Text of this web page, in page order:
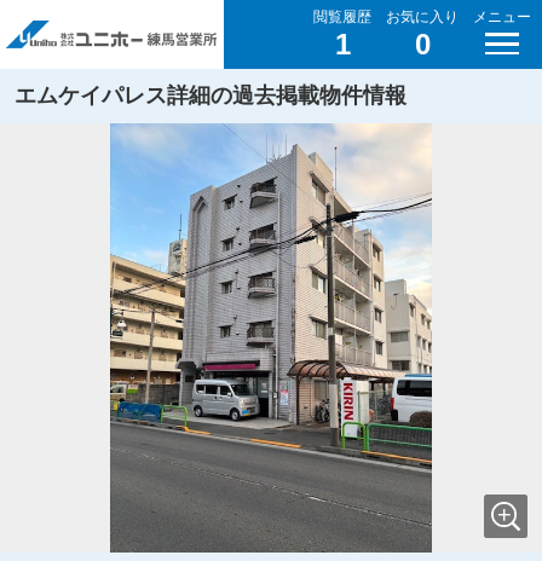
閲覧履歴
1
お気に入り
0
メニュー
エムケイパレス詳細の過去掲載物件情報